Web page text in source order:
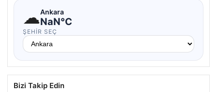
☁Ankara
NaN°C
ŞEHIR SEÇ
Bizi Takip Edin